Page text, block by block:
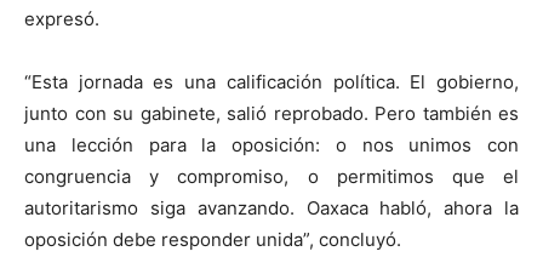
expresó.
“Esta jornada es una calificación política. El gobierno,
junto con su gabinete, salió reprobado. Pero también es
una lección para la oposición: o nos unimos con
congruencia y compromiso, o permitimos que el
autoritarismo siga avanzando. Oaxaca habló, ahora la
oposición debe responder unida”, concluyó.